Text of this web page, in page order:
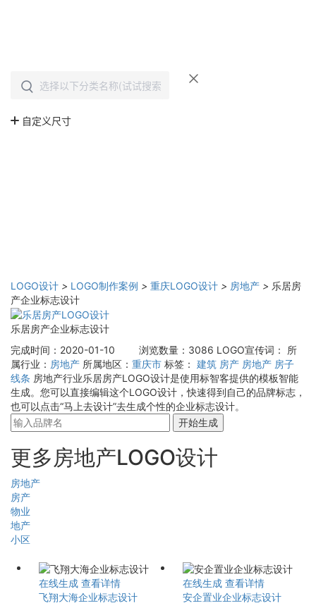
LOGO设计 > LOGO制作案例 > 重庆LOGO设计 > 房地产 > 乐居房
产企业标志设计
乐居房产企业标志设计
完成时间：2020-01-10
浏览数量：3086 LOGO宣传词：
所
属行业： 房地产 所属地区： 重庆市 标签： 建筑 房产 房地产 房子
线条 房地产行业乐居房产LOGO设计是使用标智客提供的模板智能
生成。您可以直接编辑这个LOGO设计，快速得到自己的品牌标志，
也可以点击“马上去设计”去生成个性的企业标志设计。
开始生成
更多房地产LOGO设计
房地产
房产
物业
地产
小区
在线生成 查看详情
飞翔大海企业标志设计
在线生成 查看详情
安企置业企业标志设计